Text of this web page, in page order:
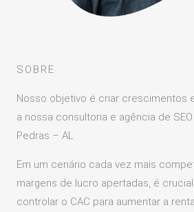
SOBRE
Nosso objetivo é criar crescimentos
a nossa consultoria e agência de
Pedras – AL
Em um cenário cada vez mais
margens de lucro apertadas, é
controlar o CAC para aumentar a